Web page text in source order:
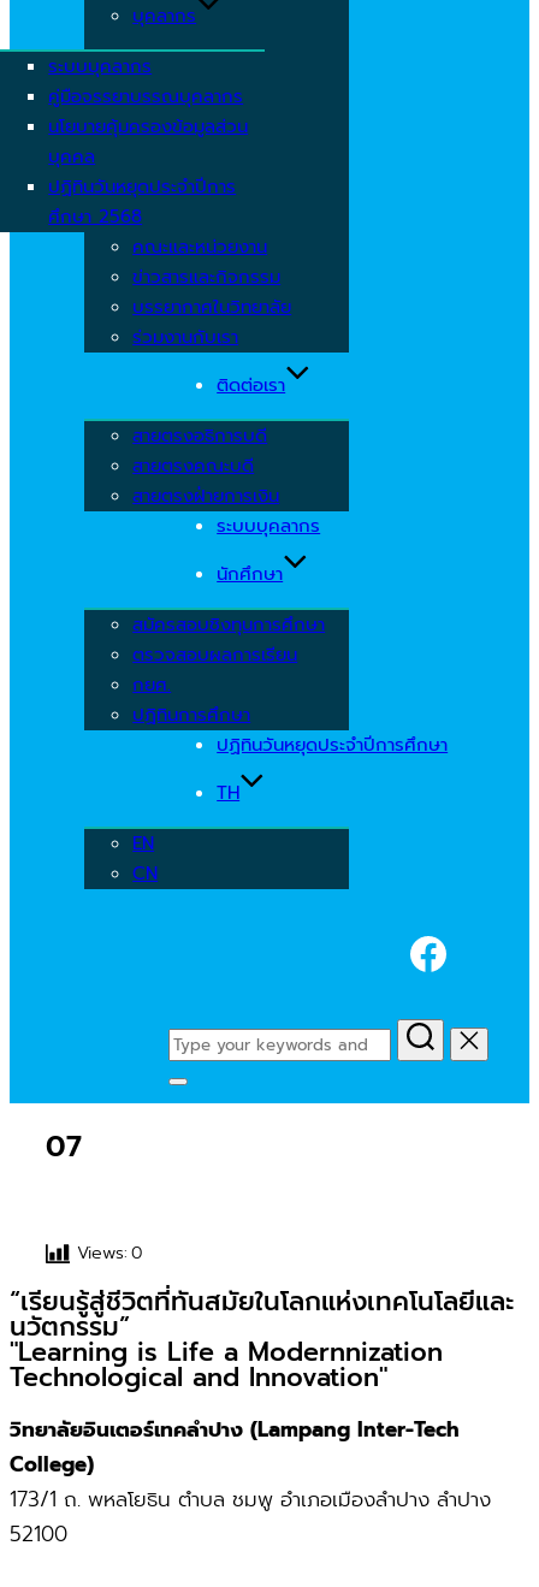
บุคลากร
ระบบบุคลากร
คู่มือจรรยาบรรณบุคลากร
นโยบายคุ้มครองข้อมูลส่วน
บุคคล
ปฏิทินวันหยุดประจำปีการ
ศึกษา 2568
คณะและหน่วยงาน
ข่าวสารและกิจกรรม
บรรยากาศในวิทยาลัย
ร่วมงานกับเรา
ติดต่อเรา
สายตรงอธิการบดี
สายตรงคณะบดี
สายตรงฝ่ายการเงิน
ระบบบุคลากร
นักศึกษา
สมัครสอบชิงทุนการศึกษา
ตรวจสอบผลการเรียน
กยศ.
ปฏิทินการศึกษา
ปฏิทินวันหยุดประจำปีการศึกษา
TH
EN
CN
Search
for:
Toggle
07
Views:0
“เรียนรู้สู่ชีวิตที่ทันสมัยในโลกแห่งเทคโนโลยีและ
นวัตกรรม”
"Learning is Life a Modernnization
Technological and Innovation"
วิทยาลัยอินเตอร์เทคลำปาง (Lampang Inter-Tech
College)
173/1 ถ. พหลโยธิน ตำบล ชมพู อำเภอเมืองลำปาง ลำปาง
52100